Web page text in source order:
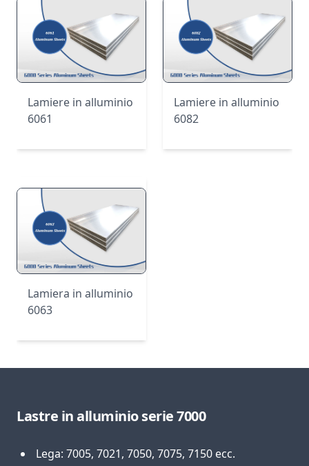
Lamiere in alluminio
6061
Lamiere in alluminio
6082
Lamiera in alluminio
6063
Lastre in alluminio serie 7000
Lega: 7005, 7021, 7050, 7075, 7150 ecc.